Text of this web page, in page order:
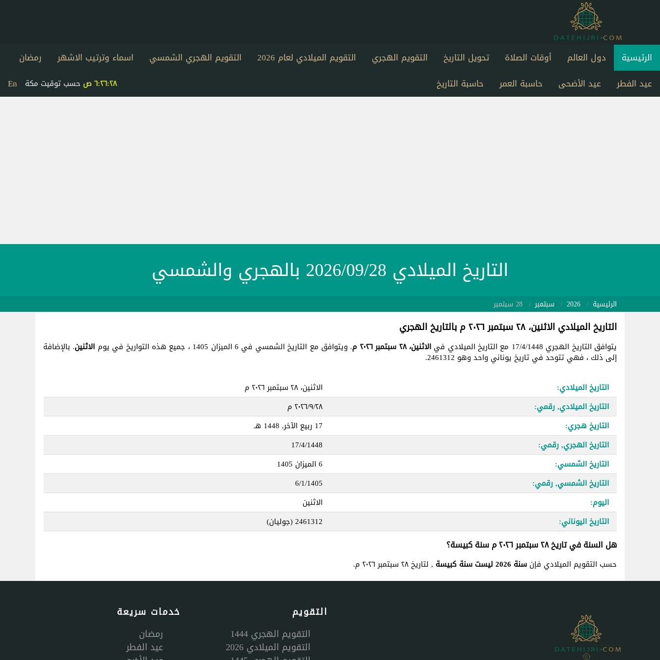
الرئيسية دول العالم أوقات الصلاة تحويل التاريخ التقويم الهجري التقويم الميلادي لعام 2026 التقويم الهجري الشمسي اسماء وترتيب الاشهر
رمضان
عيد الفطر
عيد الأضحى حاسبة العمر حاسبة التاريخ En ٦:٢٦:٢٨ ص حسب توقيت مكة
التاريخ الميلادي 2026/09/28 بالهجري والشمسي
الرئيسية 2026 سبتمبر 28 سبتمبر
التاريخ الميلادي الاثنين، ٢٨ سبتمبر ٢٠٢٦ م بالتاريخ الهجري
يتوافق التاريخ الهجري 17/4/1448 مع التاريخ الميلادي في الاثنين، ٢٨ سبتمبر ٢٠٢٦ م . ويتوافق مع التاريخ الشمسي في 6 الميزان 1405 ، جميع هذه التواريخ في يوم الاثنين. بالإضافة
إلى ذلك ، فهي تتوحد في تاريخ يوناني واحد وهو 2461312.
التاريخ الميلادي:
الاثنين، ٢٨ سبتمبر ٢٠٢٦ م
التاريخ الميلادي, رقمي:
٢٨‏/٩‏/٢٠٢٦ م
التاريخ هجري:
17 ربيع الآخر, 1448 هـ
التاريخ الهجري, رقمي:
17/4/1448
التاريخ الشمسي:
6 الميزان 1405
التاريخ الشمسي, رقمي:
6/1/1405
اليوم:
الاثنين
التاريخ اليوناني:
2461312(جوليان)
هل السنة في تاريخ ٢٨ سبتمبر ٢٠٢٦ م سنة كبيسة؟
حسب التقويم الميلادي فإن سنة 2026 ليست سنة كبيسة , لتاريخ ٢٨ سبتمبر ٢٠٢٦ م.
التقويم
التقويم الهجري 1444
التقويم الميلادي 2026
خدمات سريعة
رمضان
عيد الفطر